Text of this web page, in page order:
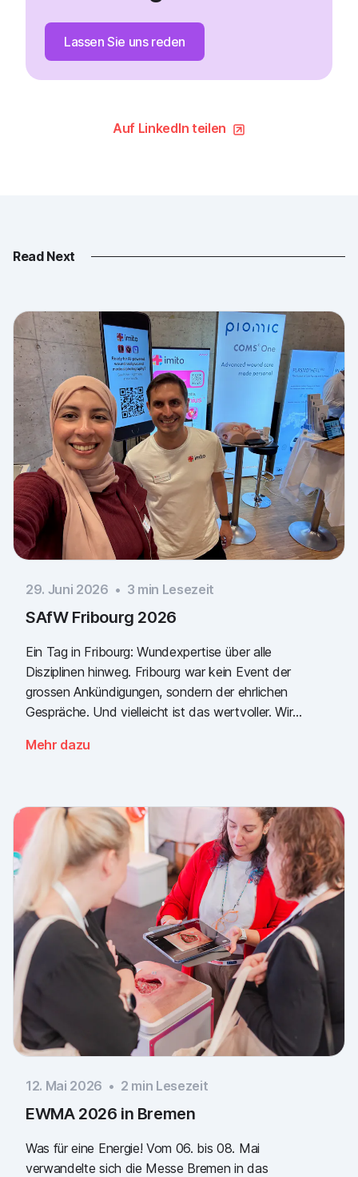
Lassen Sie uns reden
Auf LinkedIn teilen
Read Next
29. Juni 2026 • 3 min Lesezeit
SAfW Fribourg 2026
Ein Tag in Fribourg: Wundexpertise über alle
Disziplinen hinweg. Fribourg war kein Event der
grossen Ankündigungen, sondern der ehrlichen
Gespräche. Und vielleicht ist das wertvoller. Wir
einfacher, validierter Wunddokumentation ist da, über
gemeinsame Standzeit.
Mehr dazu
12. Mai 2026 • 2 min Lesezeit
EWMA 2026 in Bremen
Was für eine Energie! Vom 06. bis 08. Mai
verwandelte sich die Messe Bremen in das